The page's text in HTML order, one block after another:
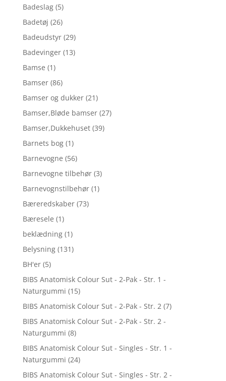
Badeslag (5)
Badetøj (26)
Badeudstyr (29)
Badevinger (13)
Bamse (1)
Bamser (86)
Bamser og dukker (21)
Bamser,Bløde bamser (27)
Bamser,Dukkehuset (39)
Barnets bog (1)
Barnevogne (56)
Barnevogne tilbehør (3)
Barnevognstilbehør (1)
Bæreredskaber (73)
Bæresele (1)
beklædning (1)
Belysning (131)
BH'er (5)
BIBS Anatomisk Colour Sut - 2-Pak - Str. 1 -
Naturgummi (15)
BIBS Anatomisk Colour Sut - 2-Pak - Str. 2 (7)
BIBS Anatomisk Colour Sut - 2-Pak - Str. 2 -
Naturgummi (8)
BIBS Anatomisk Colour Sut - Singles - Str. 1 -
Naturgummi (24)
BIBS Anatomisk Colour Sut - Singles - Str. 2 -